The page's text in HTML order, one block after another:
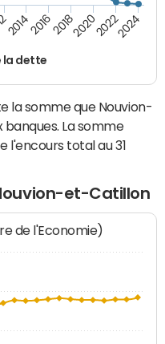
la dette
201420162018202020222024
la somme que Nouvion-
La somme
l'encours total au 31
et-Catillon
de l'Economie)